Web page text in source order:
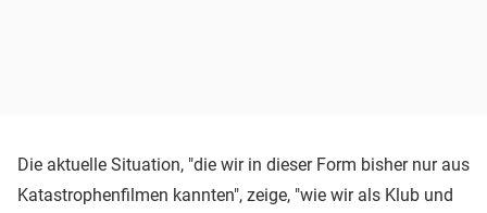
Die aktuelle Situation, "die wir in dieser Form bisher nur aus
Katastrophenfilmen kannten", zeige, "wie wir als Klub und